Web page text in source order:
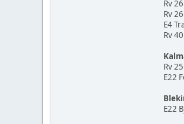
Rv
Rv
E4
Rv
Rv
E22
E22